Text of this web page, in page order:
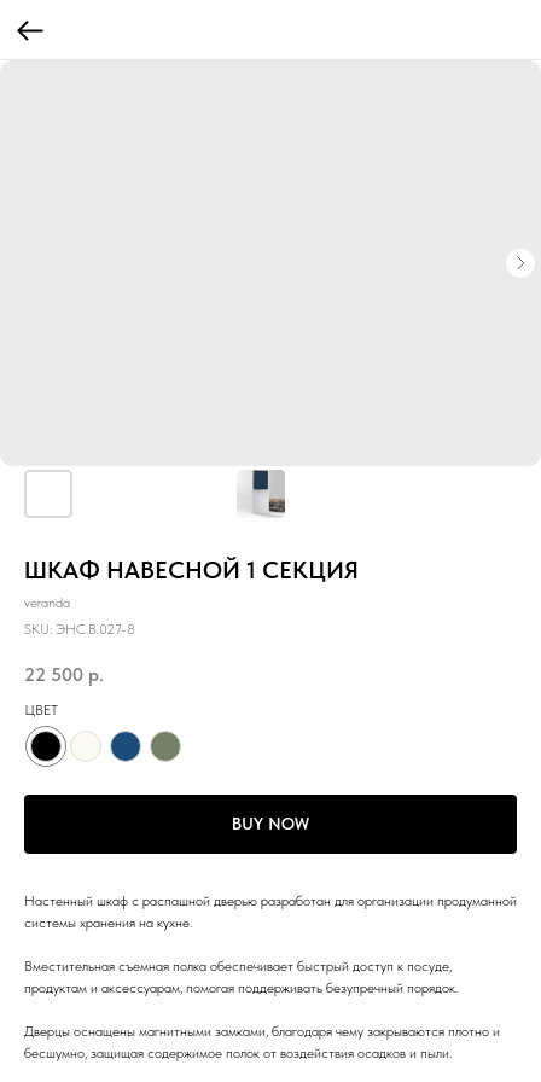
ШКАФ НАВЕСНОЙ 1 СЕКЦИЯ
veranda
SKU: ЭНС.B.027-8
22 500 р.
ЦВЕТ
BUY NOW
Настенный шкаф с распашной дверью разработан для организации продуманной
системы хранения на кухне.
Вместительная съемная полка обеспечивает быстрый доступ к посуде,
продуктам и аксессуарам, помогая поддерживать безупречный порядок.
Дверцы оснащены магнитными замками, благодаря чему закрываются плотно и
бесшумно, защищая содержимое полок от воздействия осадков и пыли.